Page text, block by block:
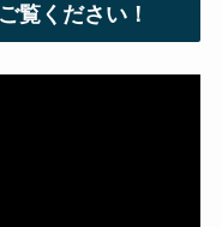
覧ください！